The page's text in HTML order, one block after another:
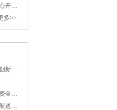
开…
多>>
新…
金…
道…